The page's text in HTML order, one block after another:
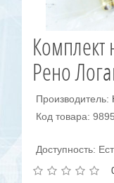
Рено
Производитель:
Код товара:
Доступность: